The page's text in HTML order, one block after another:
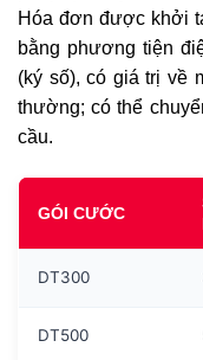
Hóa đơn được khởi
bằng phương tiện
(ký số), có giá trị về
thường; có thể
cầu.
GÓI CƯỚC
DT300
DT500